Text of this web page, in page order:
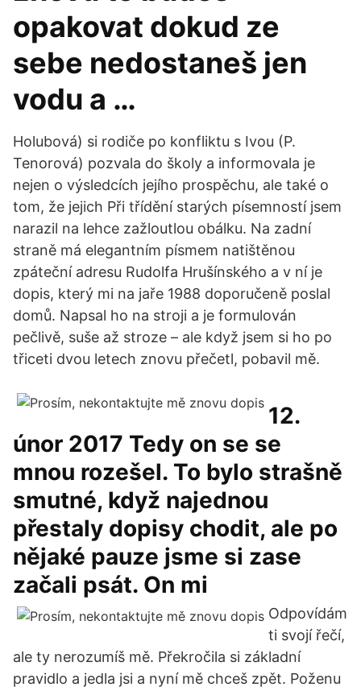
opakovat dokud ze
sebe nedostaneš jen
vodu a …
Holubová) si rodiče po konfliktu s Ivou (P.
Tenorová) pozvala do školy a informovala je
nejen o výsledcích jejího prospěchu, ale také o
tom, že jejich Při třídění starých písemností jsem
narazil na lehce zažloutlou obálku. Na zadní
straně má elegantním písmem natištěnou
zpáteční adresu Rudolfa Hrušínského a v ní je
dopis, který mi na jaře 1988 doporučeně poslal
domů. Napsal ho na stroji a je formulován
pečlivě, suše až stroze – ale když jsem si ho po
třiceti dvou letech znovu přečetl, pobavil mě.
12.
únor 2017 Tedy on se se
mnou rozešel. To bylo strašně
smutné, když najednou
přestaly dopisy chodit, ale po
nějaké pauze jsme si zase
začali psát. On mi
Odpovídám
ti svojí řečí,
ale ty nerozumíš mě. Překročila si základní
pravidlo a jedla jsi a nyní mě chceš zpět. Poženu